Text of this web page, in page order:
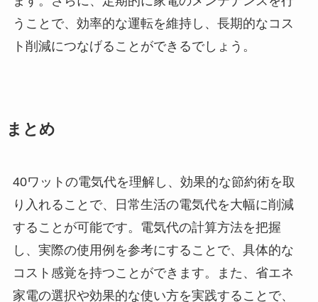
うことで、効率的な運転を維持し、長期的なコス
ト削減につなげることができるでしょう。
まとめ
40ワットの電気代を理解し、効果的な節約術を取
り入れることで、日常生活の電気代を大幅に削減
することが可能です。電気代の計算方法を把握
し、実際の使用例を参考にすることで、具体的な
コスト感覚を持つことができます。また、省エネ
家電の選択や効果的な使い方を実践することで、